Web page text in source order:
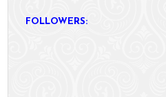
FOLLOWERS: